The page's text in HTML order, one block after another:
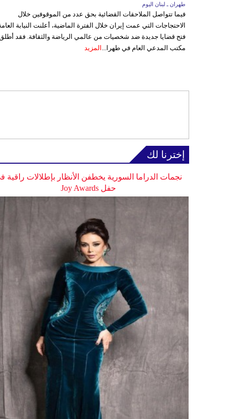
طهران ـ لبنان اليوم
فيما تتواصل الملاحقات القضائية بحق عدد من الموقوفين خلال
الاحتجاجات التي عمت إيران خلال الفترة الماضية، أعلنت النيابة
فتح قضايا جديدة ضد شخصيات من عالمي الرياضة والثقافة. فقد
مكتب المدعي العام في طهرا... المزيد
إخترنا لك
نجمات الدراما السورية يخطفن الأنظار بإطلالات راقية
حفل Joy Awards